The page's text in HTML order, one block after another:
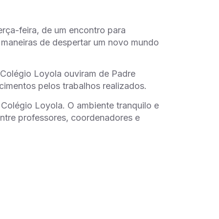
feira, de um encontro para
de despertar um novo mundo
Loyola ouviram de Padre
pelos trabalhos realizados.
Loyola. O ambiente tranquilo e
professores, coordenadores e